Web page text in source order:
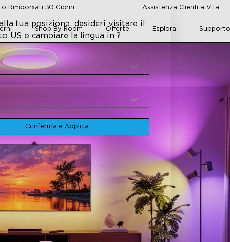
Rimborsati 30 Giorni Assistenza Clienti a Vita
Shop By Room Offerte Esplora Supporto
alla tua posizione, desideri visitare il
US e cambiare la lingua in ?
Conferma e Applica